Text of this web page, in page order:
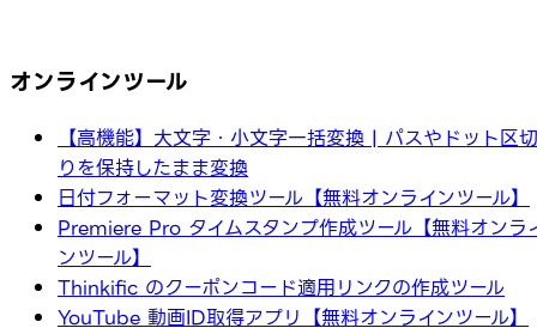
オンラインツール
【高機能】大文字・小文字一括変換 | パスやドット区切
りを保持したまま変換
日付フォーマット変換ツール【無料オンラインツール】
Premiere Pro タイムスタンプ作成ツール【無料オンラ
ンツール】
Thinkific のクーポンコード適用リンクの作成ツール
YouTube 動画ID取得アプリ【無料オンラインツール】